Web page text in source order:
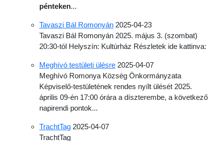
pénteken...
Tavaszi Bál Romonyán 2025-04-23
Tavaszi Bál Romonyán 2025. május 3. (szombat)
20:30-tól Helyszín: Kultúrház Részletek ide kattinva:
Meghívó testületi ülésre 2025-04-07
Meghívó Romonya Község Önkormányzata
Képviselő-testületének rendes nyílt ülését 2025.
április 09-én 17:00 órára a díszterembe, a következő
napirendi pontok...
TrachtTag 2025-04-07
TrachtTag